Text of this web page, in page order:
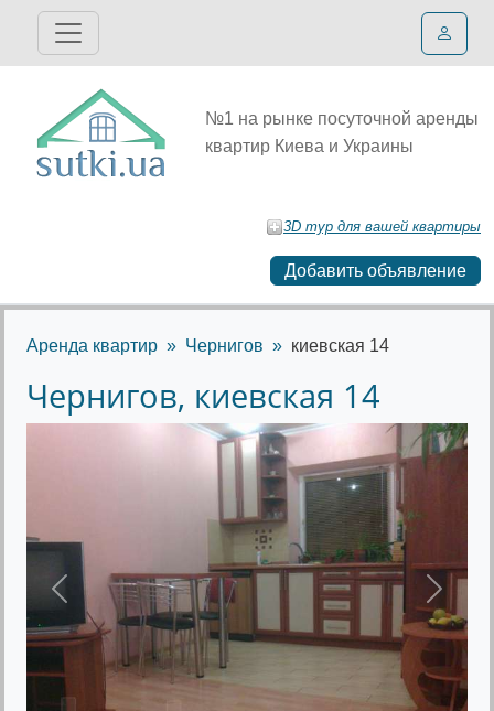
№1 на рынке посуточной аренды
квартир Киева и Украины
3D тур для вашей квартиры
Добавить объявление
Аренда квартир Чернигов киевская 14
Чернигов, киевская 14
Предыдущее